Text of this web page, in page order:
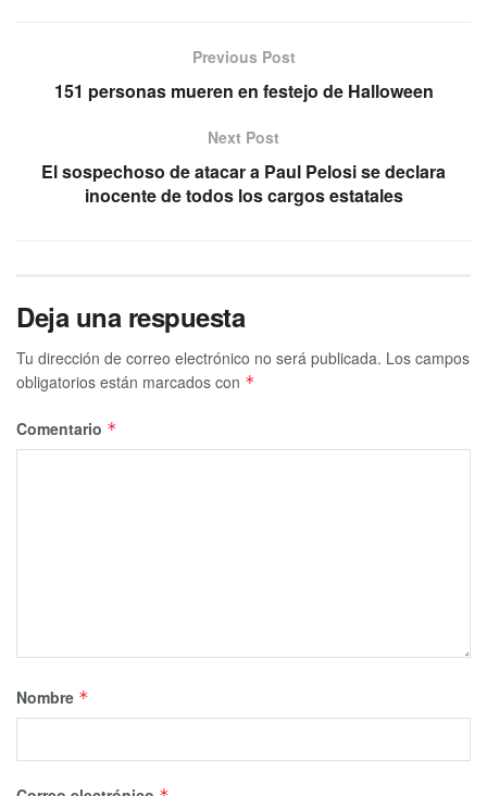
Previous Post
151 personas mueren en festejo de Halloween
Next Post
El sospechoso de atacar a Paul Pelosi se declara
inocente de todos los cargos estatales
Deja una respuesta
Tu dirección de correo electrónico no será publicada. Los campos
obligatorios están marcados con *
Comentario *
Nombre *